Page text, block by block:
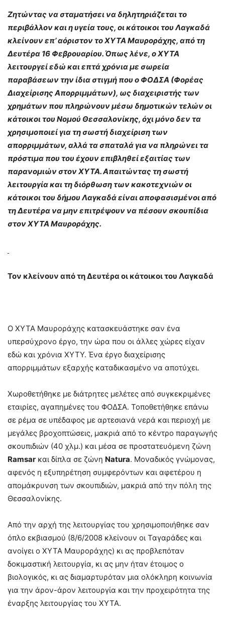
Ζητώντας να σταματήσει να δηλητηριάζεται το
περιβάλλον και η υγεία τους, οι κάτοικοι του Λαγκαδά
κλείνουν επ’ αόριστον το ΧΥΤΑ Μαυροράχης, από τη
Δευτέρα 16 Φεβρουαρίου. Όπως λένε, ο ΧΥΤΑ
λειτουργεί εδώ και επτά χρόνια με σωρεία
παραβάσεων την ίδια στιγμή που ο ΦΟΔΣΑ (Φορέας
Διαχείρισης Απορριμμάτων), ως διαχειριστής των
χρημάτων που πληρώνουν μέσω δημοτικών τελών οι
κάτοικοι του Νομού Θεσσαλονίκης, όχι μόνο δεν τα
χρησιμοποιεί για τη σωστή διαχείριση των
απορριμμάτων, αλλά τα σπαταλά για να πληρώνει τα
πρόστιμα που του έχουν επιβληθεί εξαιτίας των
παρανομιών στον ΧΥΤΑ. Απαιτώντας τη σωστή
λειτουργία και τη διόρθωση των κακοτεχνιών οι
κάτοικοι του δήμου Λαγκαδά είναι αποφασισμένοι από
τη Δευτέρα να μην επιτρέψουν να πέσουν σκουπίδια
στον ΧΥΤΑ Μαυροράχης.
Τον κλείνουν από τη Δευτέρα οι κάτοικοι του Λαγκαδά
Ο ΧΥΤΑ Μαυροράχης κατασκευάστηκε σαν ένα
υπερσύχρονο έργο, την ώρα που οι άλλες χώρες είχαν
εδώ και χρόνια ΧΥΤΥ. Ένα έργο διαχείρισης
απορριμμάτων εξαρχής καταδικασμένο να αποτύχει.
Χωροθετήθηκε με διάτρητες μελέτες από συγκεκριμένες
εταιρίες, αγαπημένες του ΦΟΔΣΑ. Τοποθετήθηκε επάνω
σε ρέμα σε υπέδαφος με αρτεσιανά νερά και περιοχή με
μεγάλες βροχοπτώσεις, μακριά από το κέντρο παραγωγής
σκουπιδιών (40 χλμ.) και μέσα σε προστατευόμενη ζώνη
Ramsar και δίπλα σε ζώνη Νatura. Μοναδικός γνώμονας,
αφενός η εξυπηρέτηση συμφερόντων και αφετέρου η
απομάκρυνση των σκουπιδιών, μακριά από την πόλη της
Θεσσαλονίκης.
Από την αρχή της λειτουργίας του χρησιμοποιήθηκε σαν
όπλο εκβιασμού (8/6/2008 κλείνουν οι Ταγαράδες και
ανοίγει ο ΧΥΤΑ Μαυροράχης) κι ας προβλεπόταν
δοκιμαστική λειτουργία, κι ας μην ήταν έτοιμος ο
βιολογικός, κι ας διαμαρτυρόταν μια ολόκληρη κοινωνία
για την άρον-άρον λειτουργία και την προχειρότητα της
έναρξης λειτουργίας του ΧΥΤΑ.